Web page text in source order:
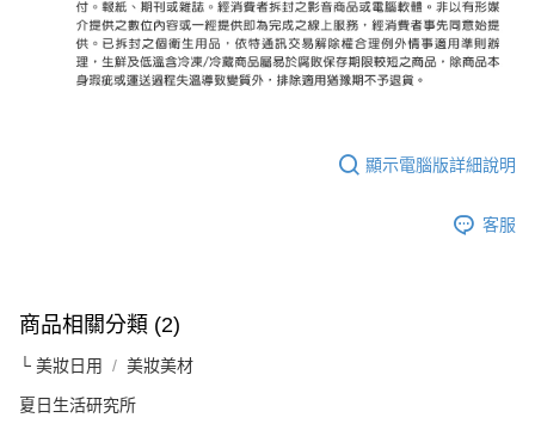
顯示電腦版詳細說明
客服
商品相關分類 (2)
└ 美妝日用 美妝美材
夏日生活研究所